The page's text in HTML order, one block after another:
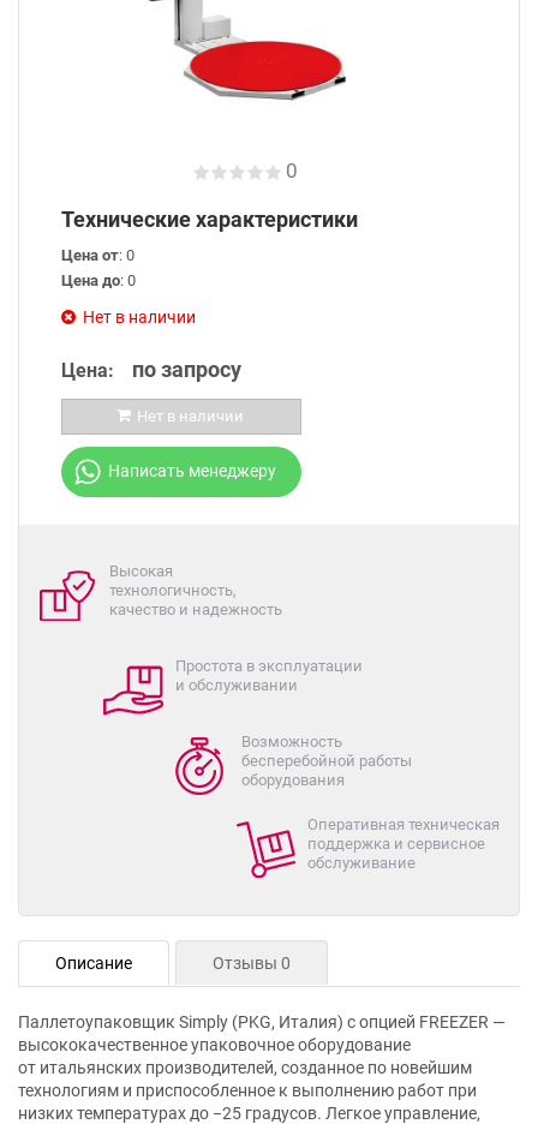
0
Технические характеристики
Цена от: 0
Цена до: 0
Нет в наличии
Цена: по запросу
Нет в наличии
Написать менеджеру
Высокая
технологичность,
качество и надежность
Простота в эксплуатации
и обслуживании
Возможность
бесперебойной работы
оборудования
Оперативная техническая
поддержка и сервисное
обслуживание
Описание Отзывы 0
Паллетоупаковщик Simply (PKG, Италия) с опцией FREEZER —
высококачественное упаковочное оборудование
от итальянских производителей, созданное по новейшим
технологиям и приспособленное к выполнению работ при
низких температурах до −25 градусов. Легкое управление,